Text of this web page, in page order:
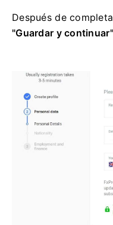
Después de
"Guardar y continuar"